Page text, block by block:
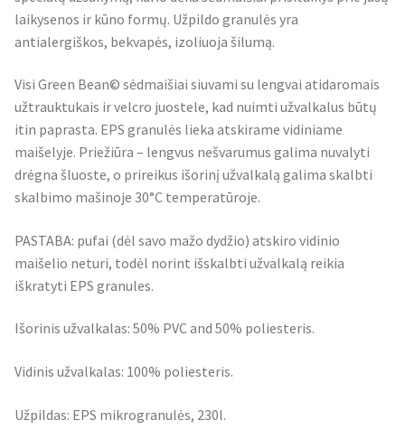
laikysenos ir kūno formų. Užpildo granulės yra
antialergiškos, bekvapės, izoliuoja šilumą.
Visi Green Bean© sėdmaišiai siuvami su lengvai atidaromais
užtrauktukais ir velcro juostele, kad nuimti užvalkalus būtų
itin paprasta. EPS granulės lieka atskirame vidiniame
maišelyje. Priežiūra – lengvus nešvarumus galima nuvalyti
drėgna šluoste, o prireikus išorinį užvalkalą galima skalbti
skalbimo mašinoje 30°C temperatūroje.
PASTABA: pufai (dėl savo mažo dydžio) atskiro vidinio
maišelio neturi, todėl norint išskalbti užvalkalą reikia
iškratyti EPS granules.
Išorinis užvalkalas: 50% PVC and 50% poliesteris.
Vidinis užvalkalas: 100% poliesteris.
Užpildas: EPS mikrogranulės, 230l.